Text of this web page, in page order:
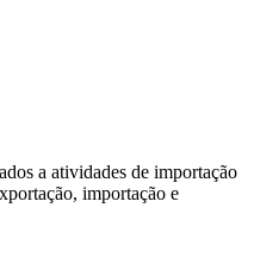
a atividades de importação
importação e